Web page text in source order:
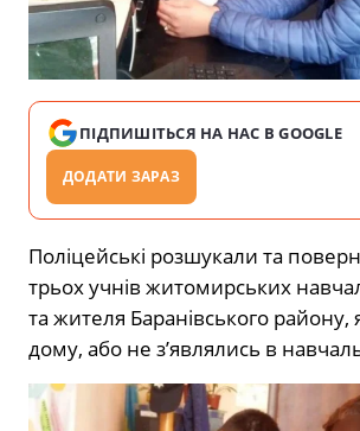
ПІДПИШІТЬСЯ НА НАС В GOOGLE
ДОДАТИ ЗАРАЗ
Поліцейські розшукали та
трьох учнів житомирських
та жителя Баранівського району,
дому, або не з’являлись в